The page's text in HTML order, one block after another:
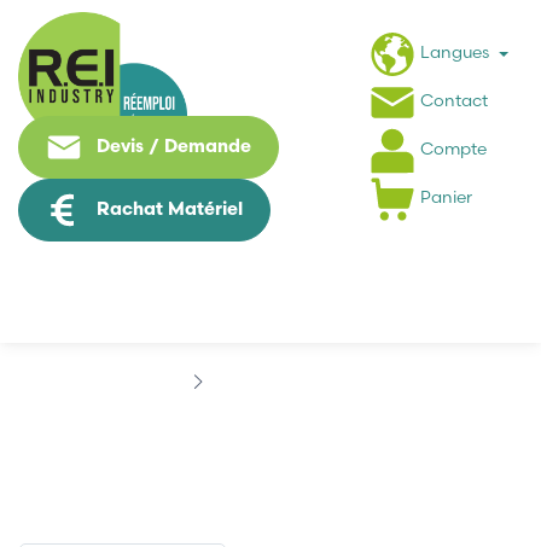
Devis / Demande
Rachat Matériel
Langues
Contact
Compte
Panier